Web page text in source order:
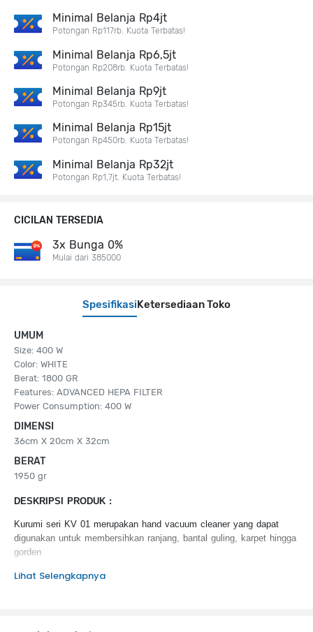
SpesifikasiKetersediaan Toko
UMUM
Size: 400 W
Color: WHITE
Berat: 1800 GR
Features: ADVANCED HEPA FILTER
Power Consumption: 400 W
DIMENSI
36cm X 20cm X 32cm
BERAT
1950 gr
DESKRIPSI PRODUK :
Kurumi seri KV 01 merupakan hand vacuum cleaner yang dapat
digunakan untuk membersihkan ranjang, bantal guling, karpet hingga
gorden
Anti Bacterial UV Light
Lihat Selengkapnya
Minimal Belanja Rp4jt
Potongan Rp117rb. Kuota Terbatas!
Minimal Belanja Rp6,5jt
Potongan Rp208rb. Kuota Terbatas!
Minimal Belanja Rp9jt
Potongan Rp345rb. Kuota Terbatas!
Minimal Belanja Rp15jt
Potongan Rp450rb. Kuota Terbatas!
Minimal Belanja Rp32jt
Potongan Rp1,7jt. Kuota Terbatas!
CICILAN TERSEDIA
3x Bunga 0%
Mulai dari 385000